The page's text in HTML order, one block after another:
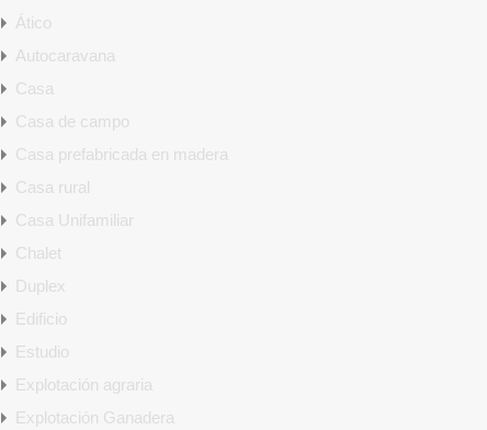
Ático
Autocaravana
Casa
Casa de campo
Casa prefabricada en madera
Casa rural
Casa Unifamiliar
Chalet
Duplex
Edificio
Estudio
Explotación agraria
Explotación Ganadera